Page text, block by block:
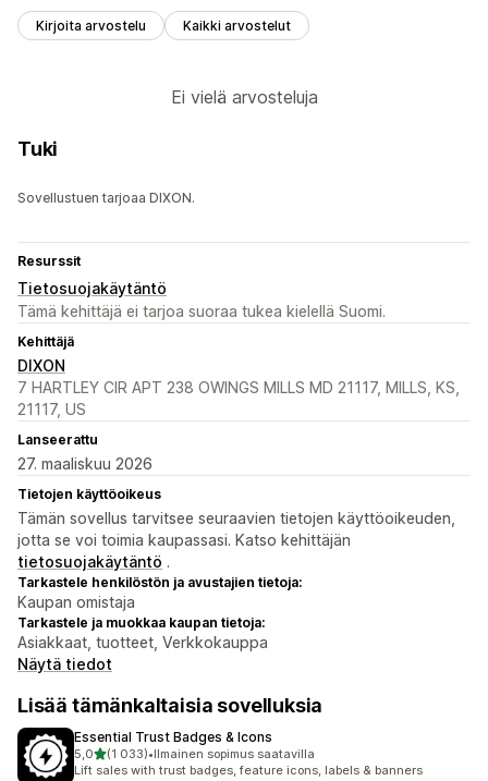
Kirjoita arvostelu Kaikki arvostelut
Ei vielä arvosteluja
Tuki
Sovellustuen tarjoaa DIXON.
Resurssit
Tietosuojakäytäntö
Tämä kehittäjä ei tarjoa suoraa tukea kielellä Suomi.
Kehittäjä
DIXON
7 HARTLEY CIR APT 238 OWINGS MILLS MD 21117, MILLS, KS,
21117, US
Lanseerattu
27. maaliskuu 2026
Tietojen käyttöoikeus
Tämän sovellus tarvitsee seuraavien tietojen käyttöoikeuden,
jotta se voi toimia kaupassasi. Katso kehittäjän
tietosuojakäytäntö .
Tarkastele henkilöstön ja avustajien tietoja:
Kaupan omistaja
Tarkastele ja muokkaa kaupan tietoja:
Asiakkaat, tuotteet, Verkkokauppa
Näytä tiedot
Lisää tämänkaltaisia sovelluksia
Essential Trust Badges & Icons
5,0/ 5 tähteä
(1 033)
1033 arvostelua yhteensä
•Ilmainen sopimus saatavilla
Lift sales with trust badges, feature icons, labels & banners